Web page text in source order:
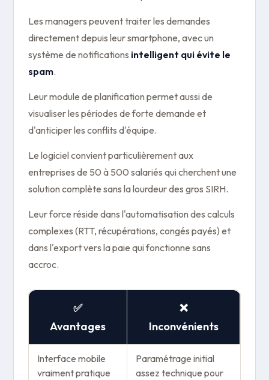
Les managers peuvent traiter les demandes
directement depuis leur smartphone, avec un
système de notifications intelligent qui évite le
spam.
Leur module de planification permet aussi de
visualiser les périodes de forte demande et
d'anticiper les conflits d'équipe.
Le logiciel convient particulièrement aux
entreprises de 50 à 500 salariés qui cherchent une
solution complète sans la lourdeur des gros SIRH.
Leur force réside dans l'automatisation des calculs
complexes (RTT, récupérations, congés payés) et
dans l'export vers la paie qui fonctionne sans
accroc.
✅
Avantages
❌
Inconvénients
Interface mobile
vraiment pratique
Paramétrage initial
assez technique pour